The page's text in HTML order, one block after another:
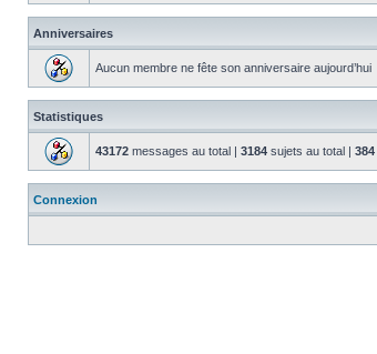
Anniversaires
Aucun membre ne fête son anniversaire aujourd’hui
Statistiques
43172 messages au total | 3184 sujets au total | 384
Connexion